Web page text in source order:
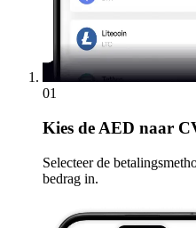
01
Kies de AED naar
Selecteer de
bedrag in.